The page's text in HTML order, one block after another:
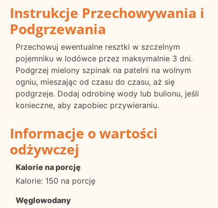
Instrukcje Przechowywania i
Podgrzewania
Przechowuj ewentualne resztki w szczelnym
pojemniku w lodówce przez maksymalnie 3 dni.
Podgrzej mielony szpinak na patelni na wolnym
ogniu, mieszając od czasu do czasu, aż się
podgrzeje. Dodaj odrobinę wody lub bulionu, jeśli
konieczne, aby zapobiec przywieraniu.
Informacje o wartości
odżywczej
Kalorie na porcję
Kalorie: 150 na porcję
Węglowodany